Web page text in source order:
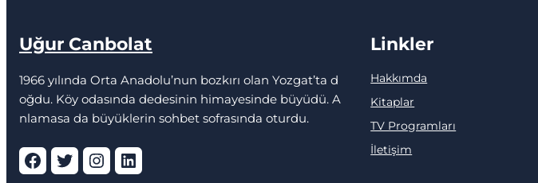
Uğur Canbolat
1966 yılında Orta Anadolu’nun bozkırı olan Yozgat’ta d
oğdu. Köy odasında dedesinin himayesinde büyüdü. A
nlamasa da büyüklerin sohbet sofrasında oturdu.
Facebook Twitter Instagram LinkedIn
Linkler
Hakkımda
Kitaplar
TV Programları
İletişim